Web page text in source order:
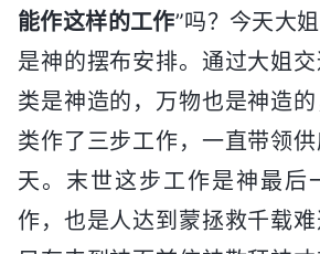
能作这样的工作”吗？今天大
是神的摆布安排。通过大姐
类是神造的，万物也是神造
类作了三步工作，一直带领
天。末世这步工作是神最后
作，也是人达到蒙拯救千载